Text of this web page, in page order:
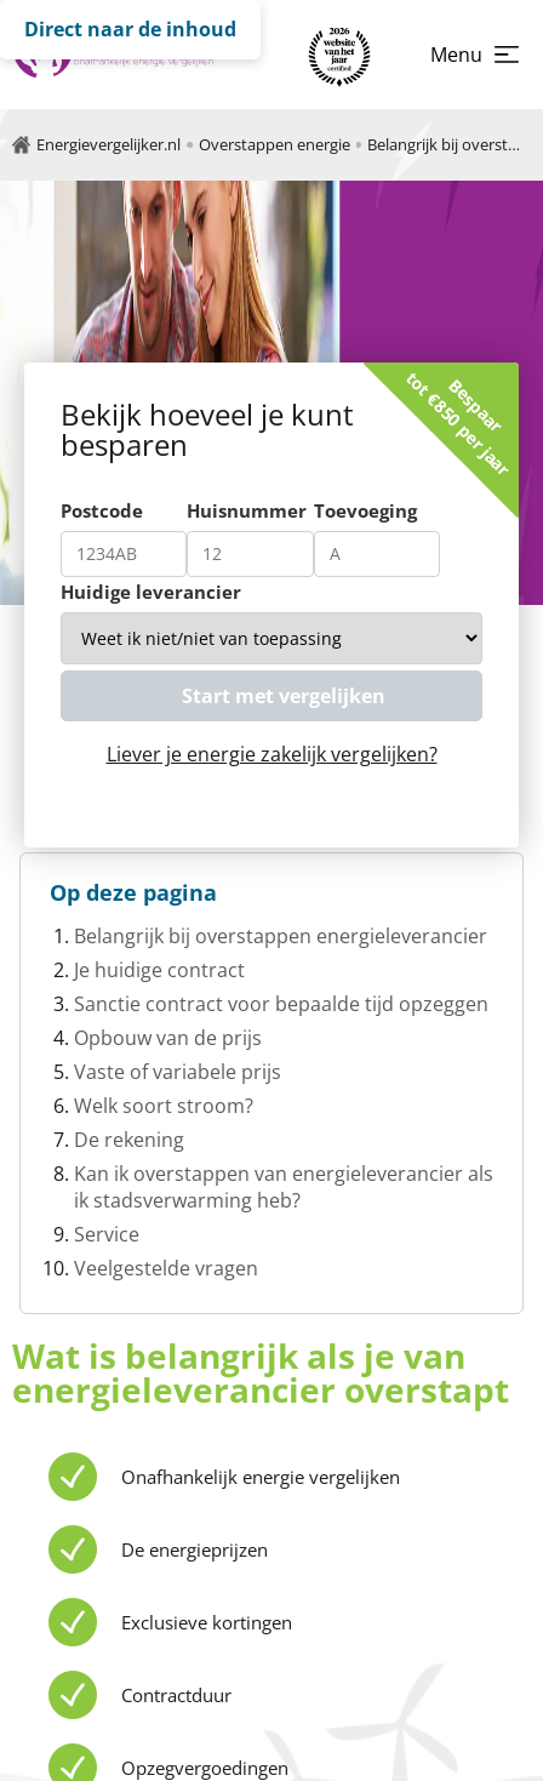
Direct naar de inhoud
Menu
Energievergelijker.nl Overstappen energie Belangrijk bij overstappen
Bekijk hoeveel je kunt
besparen
Bespaar
tot €850 per jaar
Postcode Huisnummer Toevoeging
Huidige leverancier
Liever je energie zakelijk vergelijken?
Op deze pagina
Belangrijk bij overstappen energieleverancier
Je huidige contract
Sanctie contract voor bepaalde tijd opzeggen
Opbouw van de prijs
Vaste of variabele prijs
Welk soort stroom?
De rekening
Kan ik overstappen van energieleverancier als
ik stadsverwarming heb?
Service
Veelgestelde vragen
Wat is belangrijk als je van
energieleverancier overstapt
Onafhankelijk energie vergelijken
De energieprijzen
Exclusieve kortingen
Contractduur
Opzegvergoedingen